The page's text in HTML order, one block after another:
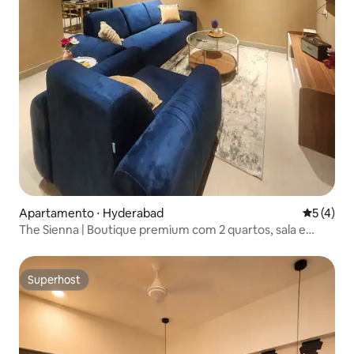
Apartamento ⋅ Hyderabad 5 de
5 (4)
The Sienna | Boutique premium com 2 quartos, sala e
Superhost
Superhost